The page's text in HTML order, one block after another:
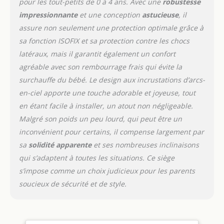
force sur une zone
beaucoup plus grande
du dos, ce qui exerce
moins de pression sur la
tête, le cou et la colonne
vertébrale. Ce siège auto
a subi de nombreux tests
de sécurité et de collision
dans le cadre de la
dernière norme R129/i-
Size. Sécurité et
protection IOSFIX : le
siège profilé a des points
de fixation ISOFIX
sécurisés et une
construction absorbant la
force. Les indicateurs de
sécurité faciles à lire sur
le siège et le pied de
impressionnanteet une conception astucieuse, il
assure non seulement une protection optimale grâce à
sa fonction ISOFIX et sa protection contre les chocs
latéraux, mais il garantit également un confort
agréable avec son rembourrage frais qui évite la
surchauffe du bébé. Le design aux incrustations d’arcs-
en-ciel apporte une touche adorable et joyeuse, tout
en étant facile à installer, un atout non négligeable.
Malgré son poids un peu lourd, qui peut être un
inconvénient pour certains, il compense largement par
sa solidité apparenteet ses nombreuses inclinaisons
qui s’adaptent à toutes les situations. Ce siège
s’impose comme un choix judicieux pour les parents
soucieux de sécurité et de style.